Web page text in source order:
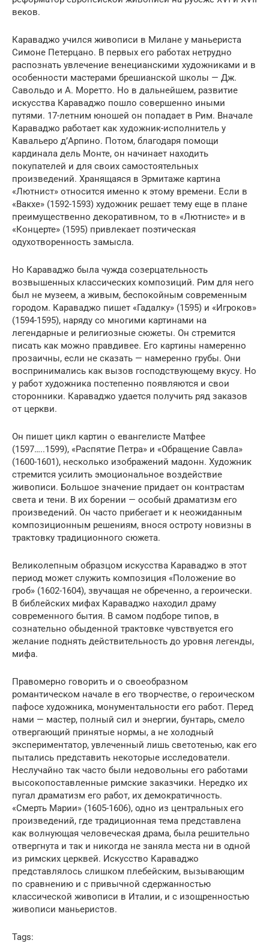
веков.
Караваджо учился живописи в Милане у маньериста
Симоне Петерцано. В первых его работах нетрудно
распознать увлечение венецианскими художниками и в
особенности мастерами брешианской школы — Дж.
Савольдо и А. Моретто. Но в дальнейшем, развитие
искусства Караваджо пошло совершенно иными
путями. 17-летним юношей он попадает в Рим. Вначале
Караваджо работает как художник-исполнитель у
Кавальеро д’Арпино. Потом, благодаря помощи
кардинала дель Монте, он начинает находить
покупателей и для своих самостоятельных
произведений. Хранящаяся в Эрмитаже картина
«Лютнист» относится именно к этому времени. Если в
«Вакхе» (1592-1593) художник решает тему еще в плане
преимущественно декоративном, то в «Лютнисте» и в
«Концерте» (1595) привлекает поэтическая
одухотворенность замысла.
Но Караваджо была чужда созерцательность
возвышенных классических композиций. Рим для него
был не музеем, а живым, беспокойным современным
городом. Караваджо пишет «Гадалку» (1595) и «Игроков»
(1594-1595), наряду со многими картинами на
легендарные и религиозные сюжеты. Он стремится
писать как можно правдивее. Его картины намеренно
прозаичны, если не сказать — намеренно грубы. Они
воспринимались как вызов господствующему вкусу. Но
у работ художника постепенно появляются и свои
сторонники. Караваджо удается получить ряд заказов
от церкви.
Он пишет цикл картин о евангелисте Матфее
(1597…..1599), «Распятие Петра» и «Обращение Савла»
(1600-1601), несколько изображений мадонн. Художник
стремится усилить эмоциональное воздействие
живописи. Большое значение придает он контрастам
света и тени. В их борении — особый драматизм его
произведений. Он часто прибегает и к неожиданным
композиционным решениям, внося остроту новизны в
трактовку традиционного сюжета.
Великолепным образцом искусства Караваджо в этот
период может служить композиция «Положение во
гроб» (1602-1604), звучащая не обреченно, а героически.
В библейских мифах Караваджо находил драму
современного бытия. В самом подборе типов, в
сознательно обыденной трактовке чувствуется его
желание поднять действительность до уровня легенды,
мифа.
Правомерно говорить и о своеобразном
романтическом начале в его творчестве, о героическом
пафосе художника, монументальности его работ. Перед
нами — мастер, полный сил и энергии, бунтарь, смело
отвергающий принятые нормы, а не холодный
экспериментатор, увлеченный лишь светотенью, как его
пытались представить некоторые исследователи.
Неслучайно так часто были недовольны его работами
высокопоставленные римские заказчики. Нередко их
пугал драматизм его работ, их демократичность.
«Смерть Марии» (1605-1606), одно из центральных его
произведений, где традиционная тема представлена
как волнующая человеческая драма, была решительно
отвергнута и так и никогда не заняла места ни в одной
из римских церквей. Искусство Караваджо
представлялось слишком плебейским, вызывающим
по сравнению и с привычной сдержанностью
классической живописи в Италии, и с изощренностью
живописи маньеристов.
Tags: